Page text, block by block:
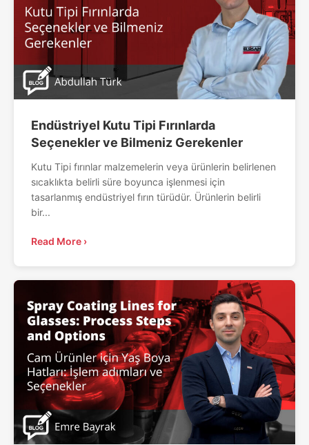
Endüstriyel Kutu Tipi Fırınlarda
Seçenekler ve Bilmeniz Gerekenler
Kutu Tipi fırınlar malzemelerin veya ürünlerin belirlenen
sıcaklıkta belirli süre boyunca işlenmesi için
tasarlanmış endüstriyel fırın türüdür. Ürünlerin belirli
bir...
Read More ›